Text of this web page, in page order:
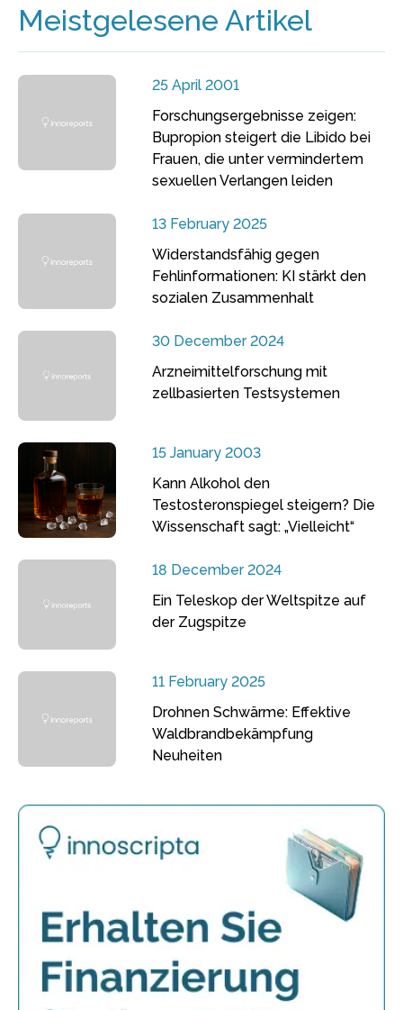
Meistgelesene Artikel
25 April 2001
Forschungsergebnisse zeigen:
Bupropion steigert die Libido bei
Frauen, die unter vermindertem
sexuellen Verlangen leiden
13 February 2025
Widerstandsfähig gegen
Fehlinformationen: KI stärkt den
sozialen Zusammenhalt
30 December 2024
Arzneimittelforschung mit
zellbasierten Testsystemen
15 January 2003
Kann Alkohol den
Testosteronspiegel steigern? Die
Wissenschaft sagt: „Vielleicht“
18 December 2024
Ein Teleskop der Weltspitze auf
der Zugspitze
11 February 2025
Drohnen Schwärme: Effektive
Waldbrandbekämpfung
Neuheiten